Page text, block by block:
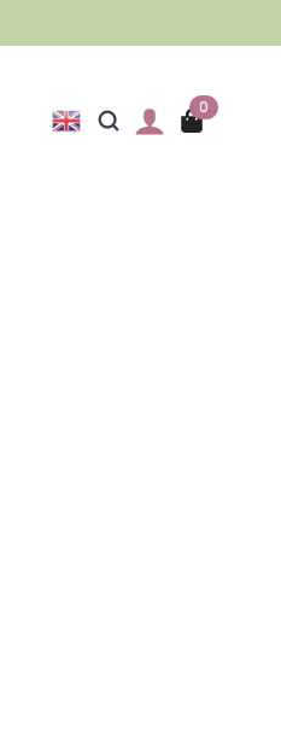
0